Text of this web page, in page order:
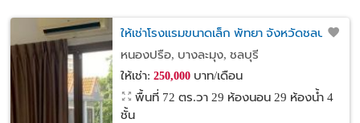
ให้เช่าโรงแรมขนาดเล็ก พัทยา จังหวัดชลบุรี
หนองปรือ, บางละมุง, ชลบุรี
ให้เช่า: 250,000บาท/เดือน
พื้นที่ 72 ตร.วา 29 ห้องนอน 29 ห้องน้ำ 4
ชั้น